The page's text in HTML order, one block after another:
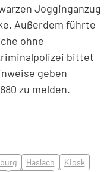
Jogginganzug
Außerdem führte
ohne
bittet
geben
zu melden.
Haslach
Kiosk